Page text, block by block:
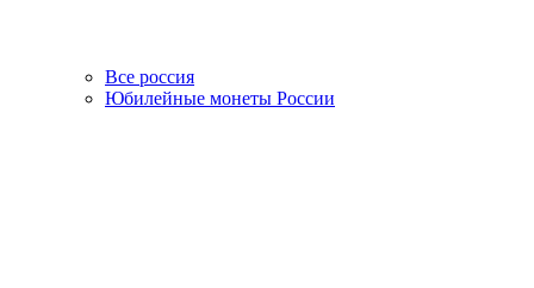
Все россия
Юбилейные монеты России